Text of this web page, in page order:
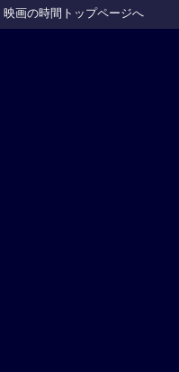
映画の時間トップページへ